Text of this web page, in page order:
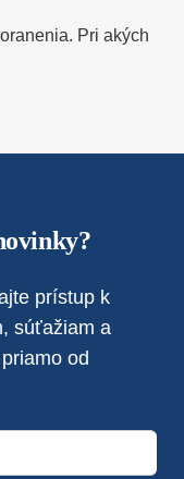
Pri akých
prístup k
súťažiam a
od